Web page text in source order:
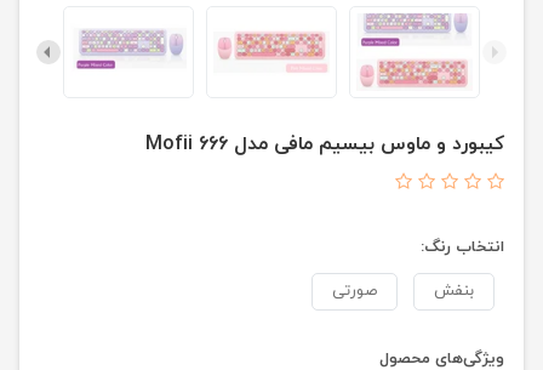
کیبورد و ماوس بیسیم مافی مدل 666 Mofii
انتخاب رنگ:
بنفش
صورتی
ویژگی‌های محصول